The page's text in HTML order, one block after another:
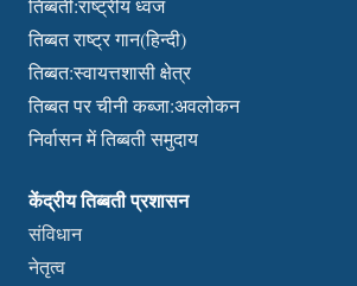
तिब्बती:राष्ट्रीय ध्वज
तिब्बत राष्ट्र गान(हिन्दी)
तिब्बत:स्वायत्तशासी क्षेत्र
तिब्बत पर चीनी कब्जा:अवलोकन
निर्वासन में तिब्बती समुदाय
केंद्रीय तिब्बती प्रशासन
संविधान
नेतृत्व